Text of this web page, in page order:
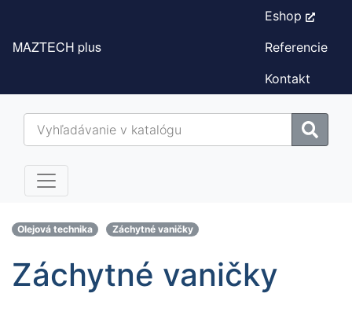
MAZTECH plus
Eshop
Referencie
Kontakt
Olejová technika Záchytné vaničky
Záchytné vaničky